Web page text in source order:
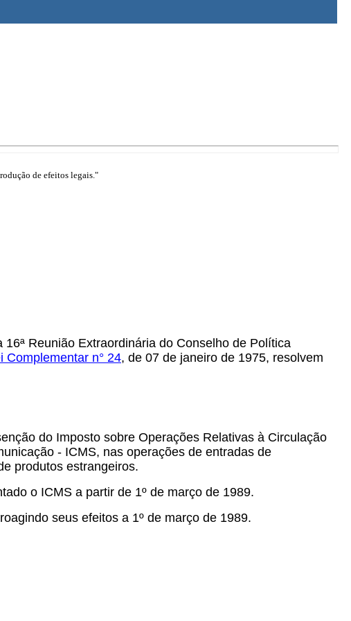
de efeitos legais."
Reunião Extraordinária do Conselho de Política
Complementar n° 24, de 07 de janeiro de 1975, resolvem
do Imposto sobre Operações Relativas à Circulação
- ICMS, nas operações de entradas de
produtos estrangeiros.
o ICMS a partir de 1º de março de 1989.
seus efeitos a 1º de março de 1989.